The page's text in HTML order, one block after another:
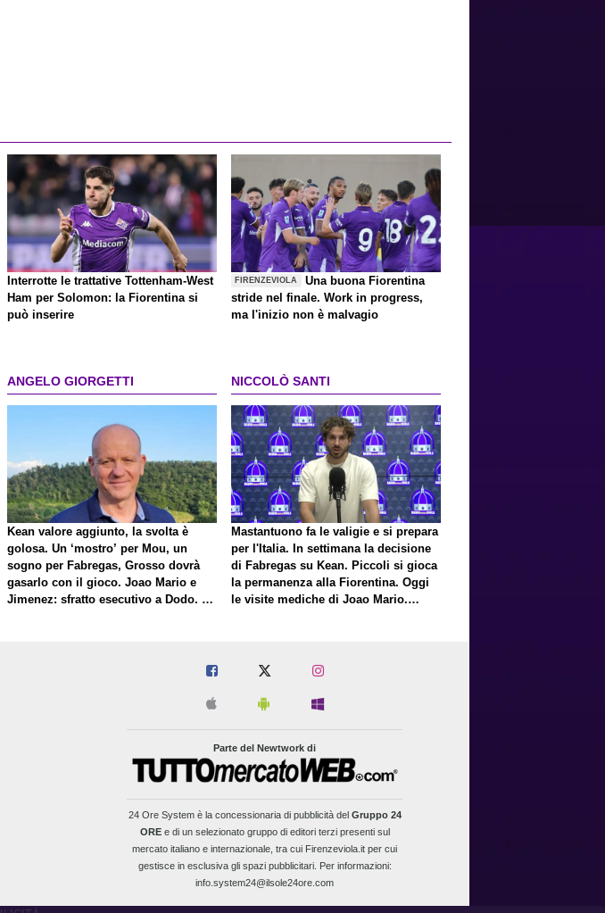
Interrotte le trattative Tottenham-West
Ham per Solomon: la Fiorentina si
può inserire
FIRENZEVIOLA
Una buona Fiorentina
stride nel finale. Work in progress,
ma l'inizio non è malvagio
ANGELO GIORGETTI
Kean valore aggiunto, la svolta è
golosa. Un ‘mostro’ per Mou, un
sogno per Fabregas, Grosso dovrà
gasarlo con il gioco. Joao Mario e
Jimenez: sfratto esecutivo a Dodo. E
NICCOLÒ SANTI
Mastantuono fa le valigie e si prepara
per l'Italia. In settimana la decisione
di Fabregas su Kean. Piccoli si gioca
la permanenza alla Fiorentina. Oggi
le visite mediche di Joao Mario.
Parte del Newtwork di
24 Ore Systemè la concessionaria di pubblicità del Gruppo 24
OREe di un selezionato gruppo di editori terzi presenti sul
mercato italiano e internazionale, tra cui Firenzeviola.it per cui
gestisce in esclusiva gli spazi pubblicitari. Per informazioni:
info.system24@ilsole24ore.com